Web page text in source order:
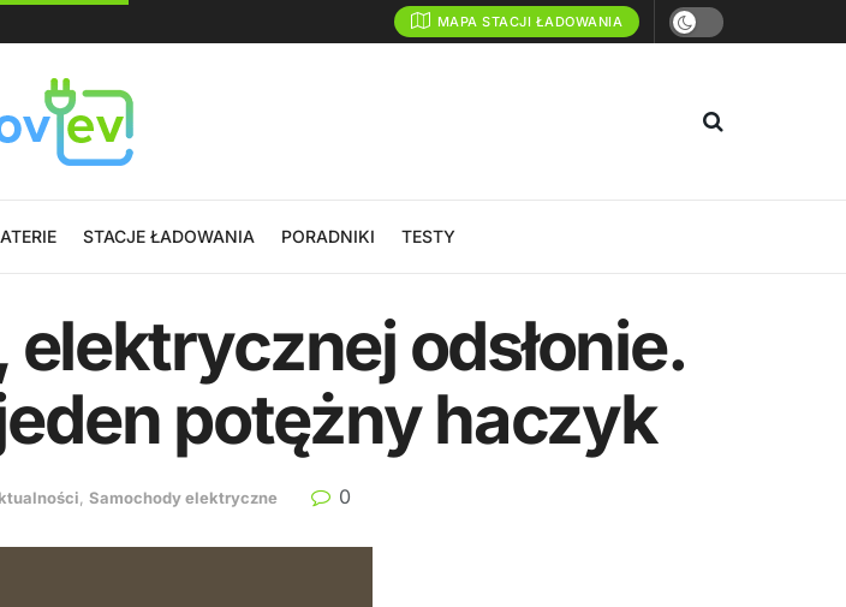
MAPA STACJI ŁADOWANIA
STACJE ŁADOWANIA PORADNIKI TESTY
odsłonie.
potężny haczyk
, Samochody elektryczne 0